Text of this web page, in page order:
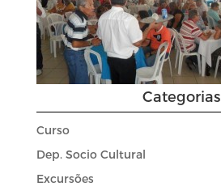
Categorias
Curso
Dep. Socio Cultural
Excursões